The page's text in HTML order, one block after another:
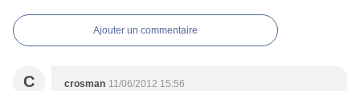
Ajouter un commentaire
C crosman 11/06/2012 15:56